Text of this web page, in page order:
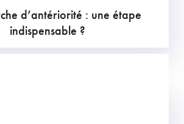
d’antériorité : une étape
indispensable ?